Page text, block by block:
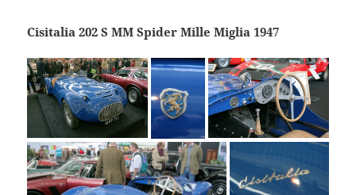
Cisitalia 202 S MM Spider Mille Miglia 1947